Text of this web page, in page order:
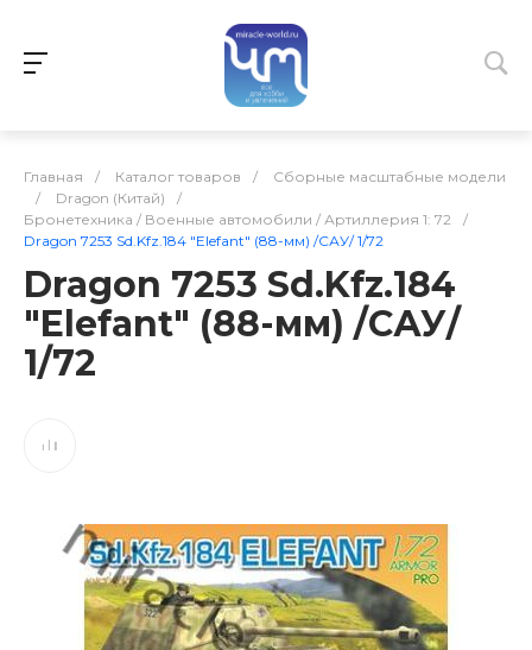
Главная / Каталог товаров /
Сборные масштабные модели
/
Dragon (Китай)
/
Бронетехника / Военные автомобили / Артиллерия 1: 72
/
Dragon 7253 Sd.Kfz.184 "Elefant" (88-мм) /САУ/ 1/72
Dragon 7253 Sd.Kfz.184
"Elefant" (88-мм) /САУ/
1/72